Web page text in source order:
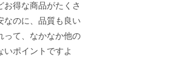
お得な商品がたくさ
なのに、品質も良い
って、なかなか他の
いポイントですよ